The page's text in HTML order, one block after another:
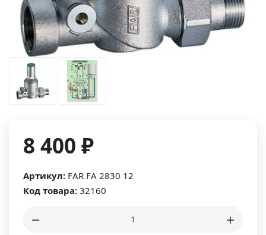
8 400 ₽
Артикул: FAR FA 2830 12
Код товара: 32160